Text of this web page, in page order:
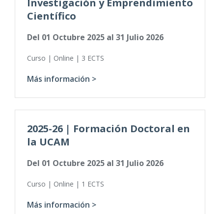
Investigación y Emprendimiento
Científico
Del 01 Octubre 2025 al 31 Julio 2026
Curso | Online | 3 ECTS
Más información >
2025-26 | Formación Doctoral en
la UCAM
Del 01 Octubre 2025 al 31 Julio 2026
Curso | Online | 1 ECTS
Más información >